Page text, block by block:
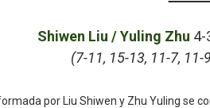
Shiwen Liu / Yuling Zhu 4-
(7-11, 15-13, 11-7, 11-
por Liu Shiwen y Zhu Yuling se